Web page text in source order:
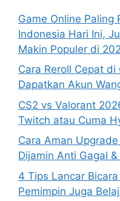
Game Online Paling
Indonesia Hari Ini,
Makin Populer di
Cara Reroll Cepat
Dapatkan Akun
CS2 vs Valorant
Twitch atau Cuma
Cara Aman
Dijamin Anti Gagal
4 Tips Lancar
Pemimpin Juga